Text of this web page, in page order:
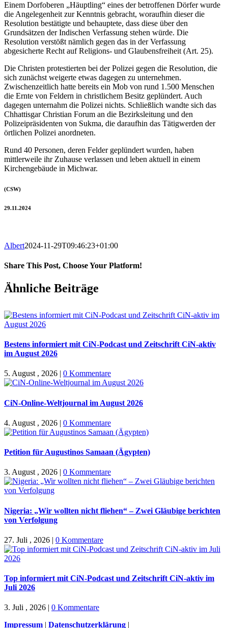
Einem Dorfoberen „Häuptling“ eines der betroffenen Dörfer wurde
die Angelegenheit zur Kenntnis gebracht, woraufhin dieser die
Resolution bestätigte und behauptete, dass diese über den
Grundsätzen der Indischen Verfassung stehen würde. Die
Resolution verstößt nämlich gegen das in der Verfassung
abgesicherte Recht auf Religions- und Glaubensfreiheit (Art. 25).
Die Christen protestierten bei der Polizei gegen die Resolution, die
sich zunächst weigerte etwas dagegen zu unternehmen.
Zwischenzeitlich hatte bereits ein Mob von rund 1.500 Menschen
die Ernte von Feldern in christlichem Besitz geplündert. Auch
dagegen unternahm die Polizei nichts. Schließlich wandte sich das
Chhattisgar Christian Forum an die Bezirksleitung und den
Polizeipräsidenten von Sukma, die daraufhin das Tätigwerden der
örtlichen Polizei anordneten.
Rund 40 Personen, deren Felder geplündert wurden, haben
mittlerweile ihr Zuhause verlassen und leben aktuell in einem
Kirchengebäude in Michwar.
(CSW)
29.11.2024
Albert2024-11-29T09:46:23+01:00
Share This Post, Choose Your Platform!
Facebook
X
WhatsApp
Pinterest
E-
Mail
Ähnliche Beiträge
Bestens informiert mit CiN-Podcast und Zeitschrift CiN-aktiv
im August 2026
5. August , 2026 | 0 Kommentare
CiN-Online-Weltjournal im August 2026
4. August , 2026 | 0 Kommentare
Petition für Augustinos Samaan (Ägypten)
3. August , 2026 | 0 Kommentare
Nigeria: „Wir wollten nicht fliehen“ – Zwei Gläubige berichten
von Verfolgung
27. Juli , 2026 | 0 Kommentare
Top informiert mit CiN-Podcast und Zeitschrift CiN-aktiv im
Juli 2026
3. Juli , 2026 | 0 Kommentare
Impressum | Datenschutzerklärung |